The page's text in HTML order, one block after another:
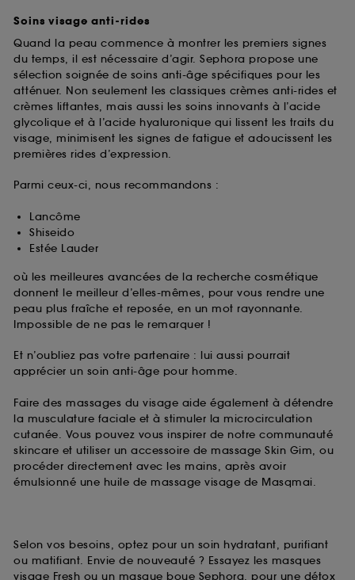
Soins visage anti-rides
Quand la peau commence à montrer les premiers signes
du temps, il est nécessaire d’agir. Sephora propose une
sélection soignée de soins anti-âge spécifiques pour les
atténuer. Non seulement les classiques crèmes anti-rides et
crèmes liftantes, mais aussi les soins innovants à l’acide
glycolique et à l’acide hyaluronique qui lissent les traits du
visage, minimisent les signes de fatigue et adoucissent les
premières rides d’expression.
Parmi ceux-ci, nous recommandons :
Lancôme
Shiseido
Estée Lauder
où les meilleures avancées de la recherche cosmétique
donnent le meilleur d’elles-mêmes, pour vous rendre une
peau plus fraîche et reposée, en un mot rayonnante.
Impossible de ne pas le remarquer !
Et n’oubliez pas votre partenaire : lui aussi pourrait
apprécier un soin anti-âge pour homme.
Faire des massages du visage aide également à détendre
la musculature faciale et à stimuler la microcirculation
cutanée. Vous pouvez vous inspirer de notre communauté
skincare et utiliser un accessoire de massage Skin Gim, ou
procéder directement avec les mains, après avoir
émulsionné une huile de massage visage de Masqmai.
Selon vos besoins, optez pour un soin hydratant, purifiant
ou matifiant. Envie de nouveauté ? Essayez les masques
visage Fresh ou un masque boue Sephora, pour une détox